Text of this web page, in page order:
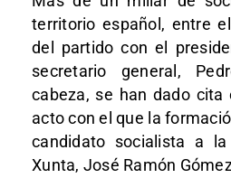
territorio español, entre
del partido con el
secretario general,
cabeza, se han dado cita
acto con el que la
candidato socialista a
Xunta, José Ramón